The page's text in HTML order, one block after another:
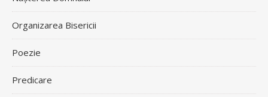
Organizarea Bisericii
Poezie
Predicare